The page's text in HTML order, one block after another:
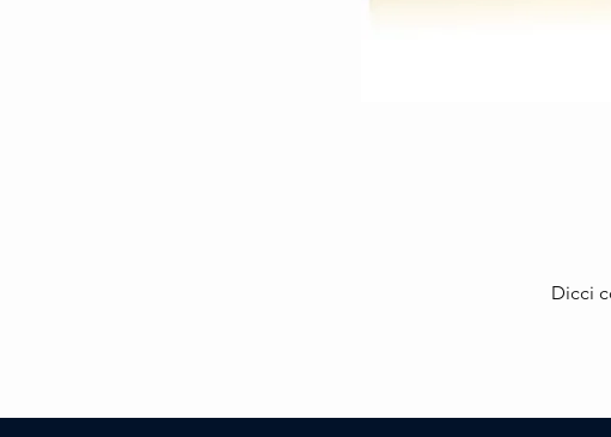
Dicci